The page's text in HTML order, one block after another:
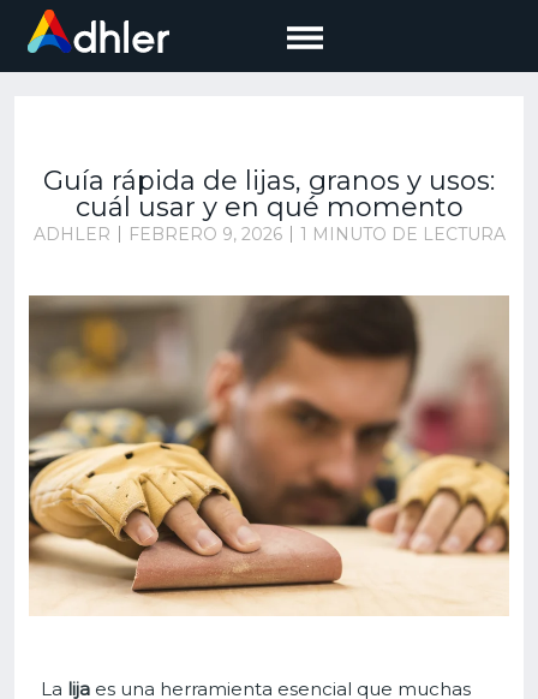
Guía rápida de lijas, granos y usos:
cuál usar y en qué momento
ADHLER FEBRERO 9, 2026 1 MINUTO DE LECTURA
La lija es una herramienta esencial que muchas